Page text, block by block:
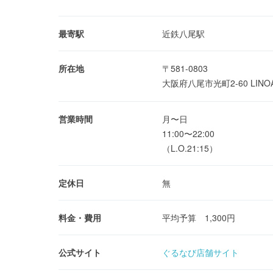
最寄駅 近鉄八尾駅
所在地
〒581-0803
大阪府八尾市光町2-60
営業時間
月〜日
11:00〜22:00
（L.O.21:15）
定休日 無
料金・費用 平均予算 1,300円
公式サイト ぐるなび店舗サイト